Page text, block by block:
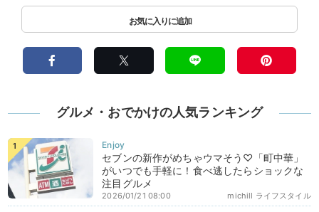
グルメ・おでかけの人気ランキング
セブンの新作がめちゃウマそう♡「町中華」
がいつでも手軽に！食べ逃したらショックな
注目グルメ
michill ライフスタイル
2026/01/21 08:00